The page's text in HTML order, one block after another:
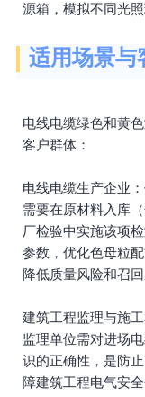
源箱，模拟不同光照
适用场景与
电线电缆绿色和黄
客户群体：
电线电缆生产企业
需要在原材料入库
厂检验中实施该项
参数，优化色母粒
降低质量风险和召回
建筑工程监理与施
监理单位需对进场
识的正确性，是防
障建筑工程电气安全